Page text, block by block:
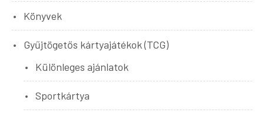
Könyvek
Gyűjtögetős kártyajátékok (TCG)
Különleges ajánlatok
Sportkártya